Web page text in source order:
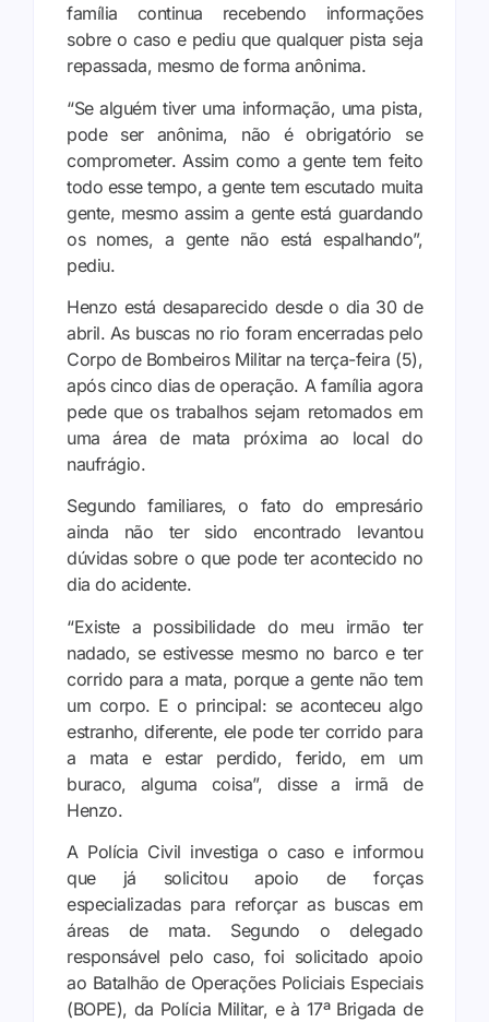
família continua recebendo informações
sobre o caso e pediu que qualquer pista seja
repassada, mesmo de forma anônima.
“Se alguém tiver uma informação, uma pista,
pode ser anônima, não é obrigatório se
comprometer. Assim como a gente tem feito
todo esse tempo, a gente tem escutado muita
gente, mesmo assim a gente está guardando
os nomes, a gente não está espalhando”,
pediu.
Henzo está desaparecido desde o dia 30 de
abril. As buscas no rio foram encerradas pelo
Corpo de Bombeiros Militar na terça-feira (5),
após cinco dias de operação. A família agora
pede que os trabalhos sejam retomados em
uma área de mata próxima ao local do
naufrágio.
Segundo familiares, o fato do empresário
ainda não ter sido encontrado levantou
dúvidas sobre o que pode ter acontecido no
dia do acidente.
“Existe a possibilidade do meu irmão ter
nadado, se estivesse mesmo no barco e ter
corrido para a mata, porque a gente não tem
um corpo. E o principal: se aconteceu algo
estranho, diferente, ele pode ter corrido para
a mata e estar perdido, ferido, em um
buraco, alguma coisa”, disse a irmã de
Henzo.
A Polícia Civil investiga o caso e informou
que já solicitou apoio de forças
especializadas para reforçar as buscas em
áreas de mata. Segundo o delegado
responsável pelo caso, foi solicitado apoio
ao Batalhão de Operações Policiais Especiais
(BOPE), da Polícia Militar, e à 17ª Brigada de